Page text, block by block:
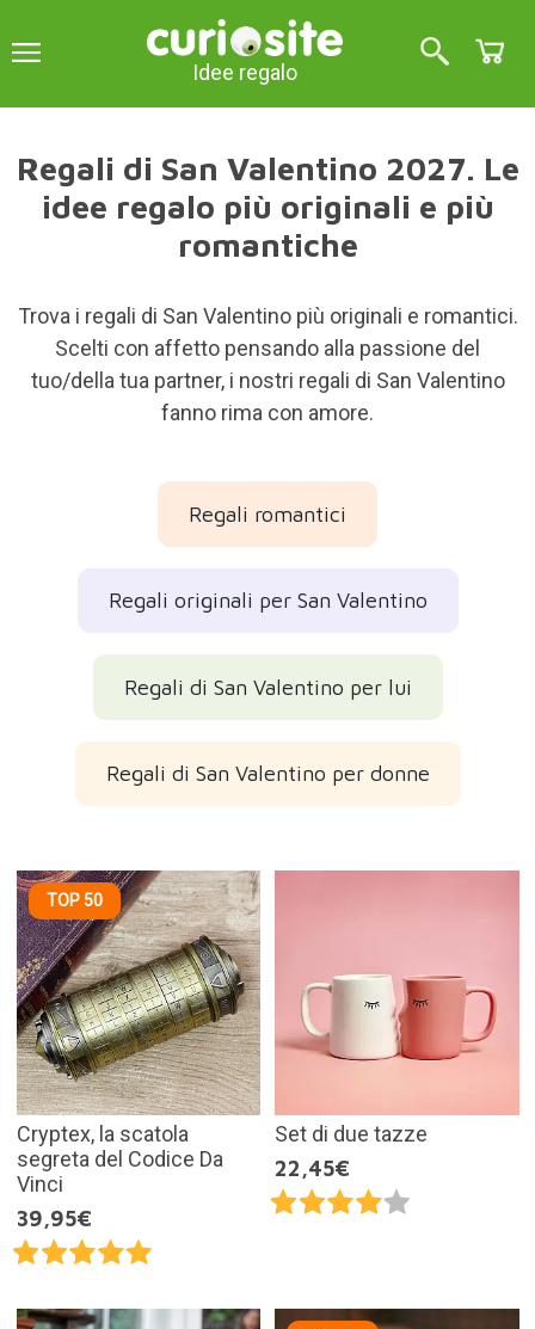
Idee regalo
Regali di San Valentino 2027. Le
idee regalo più originali e più
romantiche
Trova i regali di San Valentino più originali e romantici.
Scelti con affetto pensando alla passione del
tuo/della tua partner, i nostri regali di San Valentino
fanno rima con amore.
Regali romantici
Regali originali per San Valentino
Regali di San Valentino per lui
Regali di San Valentino per donne
TOP 50
Cryptex, la scatola
segreta del Codice Da
Vinci
39,95€
Set di due tazze
22,45€